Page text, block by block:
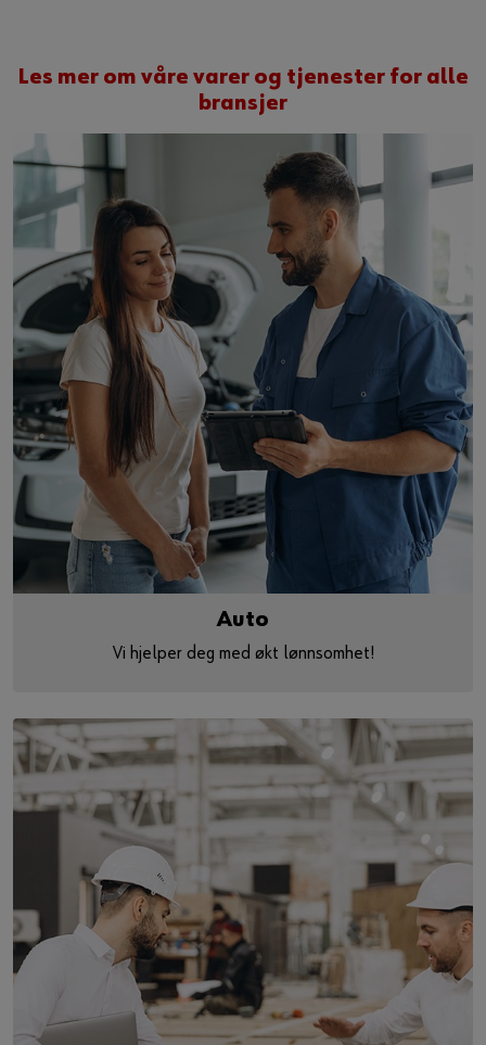
Les mer om våre varer og tjenester for alle
bransjer
Auto
Vi hjelper deg med økt lønnsomhet!